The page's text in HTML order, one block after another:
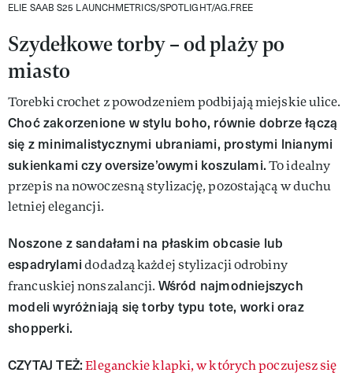
ELIE SAAB S25 LAUNCHMETRICS/SPOTLIGHT/AG.FREE
Szydełkowe torby – od plaży po
miasto
Torebki crochet z powodzeniem podbijają miejskie ulice.
Choć zakorzenione w stylu boho, równie dobrze łączą
się z minimalistycznymi ubraniami, prostymi lnianymi
sukienkami czy oversize’owymi koszulami.To idealny
przepis na nowoczesną stylizację, pozostającą w duchu
letniej elegancji.
Noszone z sandałami na płaskim obcasie lub
espadrylamidodadzą każdej stylizacji odrobiny
francuskiej nonszalancji. Wśród najmodniejszych
modeli wyróżniają się torby typu tote, worki oraz
shopperki.
CZYTAJ TEŻ: Eleganckie klapki, w których poczujesz się